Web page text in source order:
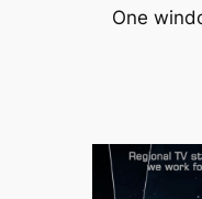
One